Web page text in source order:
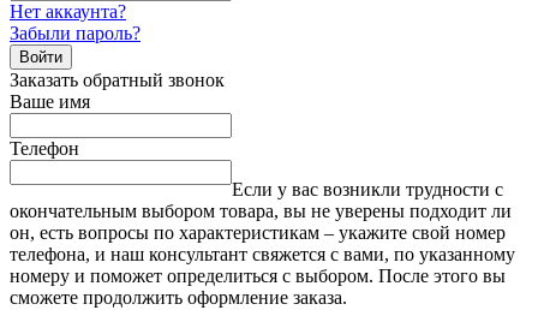
Нет аккаунта?
Забыли пароль?
Войти
Заказать обратный звонок
Ваше имя
Телефон
Если у вас возникли трудности с
окончательным выбором товара, вы не уверены подходит ли
он, есть вопросы по характеристикам – укажите свой номер
телефона, и наш консультант свяжется с вами, по указанному
номеру и поможет определиться с выбором. После этого вы
сможете продолжить оформление заказа.